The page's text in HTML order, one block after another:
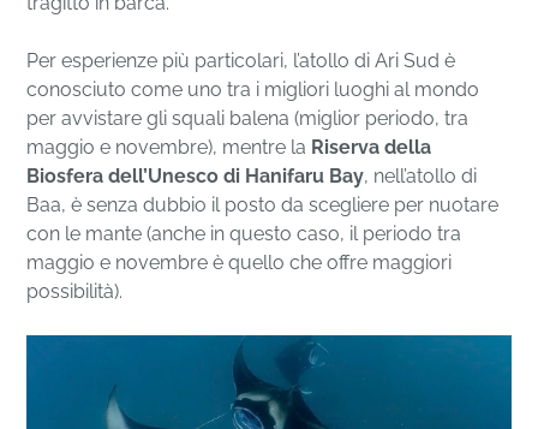
Per esperienze più particolari, l’atollo di Ari Sud è
conosciuto come uno tra i migliori luoghi al mondo
per avvistare gli squali balena (miglior periodo, tra
maggio e novembre), mentre la Riserva della
Biosfera dell’Unesco di Hanifaru Bay, nell’atollo di
Baa, è senza dubbio il posto da scegliere per nuotare
con le mante (anche in questo caso, il periodo tra
maggio e novembre è quello che offre maggiori
possibilità).